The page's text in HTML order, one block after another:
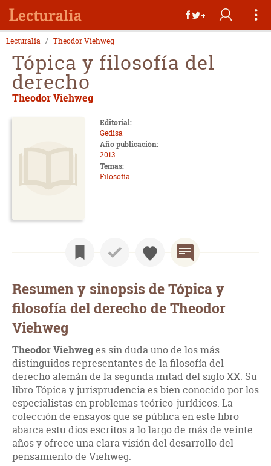
Lecturalia Theodor Viehweg
Tópica y filosofía del
derecho
Theodor Viehweg
Editorial:
Gedisa
Año publicación:
2013
Temas:
Filosofía
Resumen y sinopsis de Tópica y
filosofía del derecho de Theodor
Viehweg
Theodor Viehweges sin duda uno de los más
distinguidos representantes de la filosofía del
derecho alemán de la segunda mitad del siglo XX. Su
libro Tópica y jurisprudencia es bien conocido por los
especialistas en problemas teórico-jurídicos. La
colección de ensayos que se pública en este libro
abarca estu dios escritos a lo largo de más de veinte
años y ofrece una clara visión del desarrollo del
pensamiento de Viehweg.